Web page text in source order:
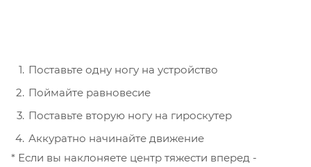
Поставьте одну ногу на устройство
Поймайте равновесие
Поставьте вторую ногу на гироскутер
Аккуратно начинайте движение
* Если вы наклоняете центр тяжести вперед -